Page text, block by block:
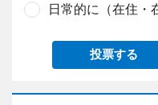
日常的に（在住・
投票する